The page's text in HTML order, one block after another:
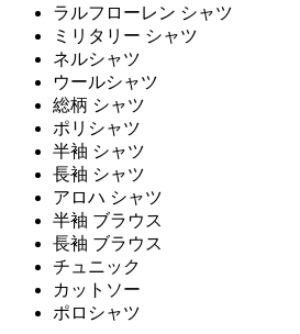
ラルフローレン シャツ
ミリタリー シャツ
ネルシャツ
ウールシャツ
総柄 シャツ
ポリシャツ
半袖 シャツ
長袖 シャツ
アロハ シャツ
半袖 ブラウス
長袖 ブラウス
チュニック
カットソー
ポロシャツ